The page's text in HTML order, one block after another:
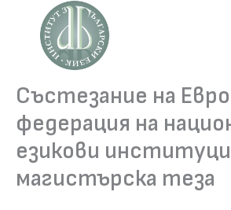
content
Състезание на
федерация на
езикови
магистърска теза